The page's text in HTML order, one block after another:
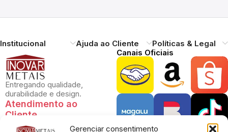
Gerenciar consentimento
Institucional Ajuda ao Cliente Políticas & Legal
Entregando qualidade,
durabilidade e design.
Atendimento ao
Cliente
Canais Oficiais